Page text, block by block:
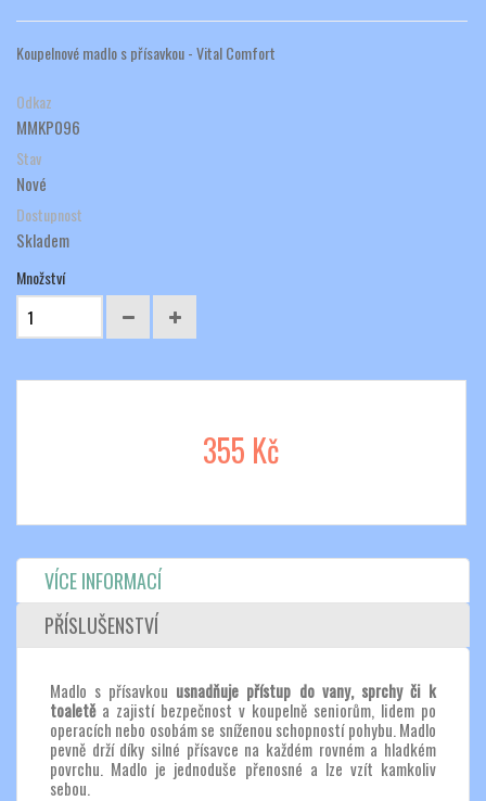
Koupelnové madlo s přísavkou - Vital Comfort
Odkaz
MMKP096
Stav
Nové
Dostupnost
Skladem
Množství
355 Kč
VÍCE INFORMACÍ
PŘÍSLUŠENSTVÍ
Madlo s přísavkou usnadňuje přístup do vany, sprchy či k
toaletěa zajistí bezpečnost v koupelně seniorům, lidem po
operacích nebo osobám se sníženou schopností pohybu. Madlo
pevně drží díky silné přísavce na každém rovném a hladkém
povrchu. Madlo je jednoduše přenosné a lze vzít kamkoliv
sebou.